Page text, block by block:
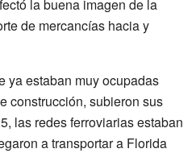
la buena imagen de la
de mercancías hacia y
ya estaban muy ocupadas
construcción, subieron sus
las redes ferroviarias estaban
a transportar a Florida